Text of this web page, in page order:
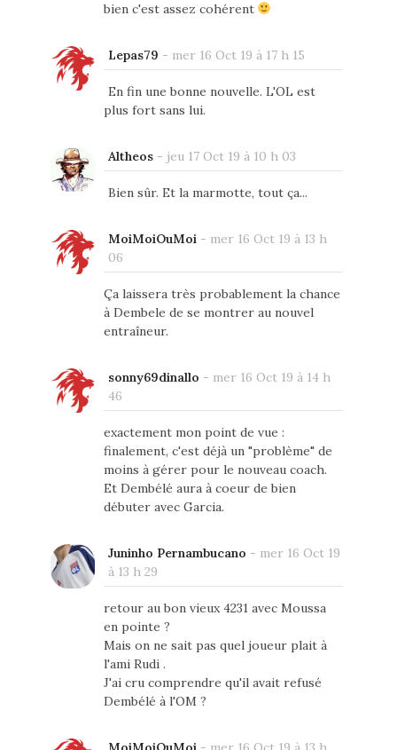
bien c'est assez cohérent
Lepas79 - mer 16 Oct 19 à 17 h 15
En fin une bonne nouvelle. L'OL est
plus fort sans lui.
Altheos- jeu 17 Oct 19 à 10 h 03
Bien sûr. Et la marmotte, tout ça...
MoiMoiOuMoi- mer 16 Oct 19 à 13 h
06
Ça laissera très probablement la chance
à Dembele de se montrer au nouvel
entraîneur.
sonny69dinallo - mer 16 Oct 19 à 14 h
46
exactement mon point de vue :
finalement, c'est déjà un "problème" de
moins à gérer pour le nouveau coach.
Et Dembélé aura à coeur de bien
débuter avec Garcia.
Juninho Pernambucano - mer 16 Oct 19
à 13 h 29
retour au bon vieux 4231 avec Moussa
en pointe ?
Mais on ne sait pas quel joueur plait à
l'ami Rudi .
J'ai cru comprendre qu'il avait refusé
Dembélé à l'OM ?